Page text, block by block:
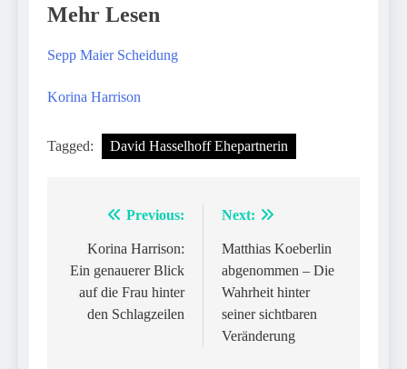
Mehr Lesen
Sepp Maier Scheidung
Korina Harrison
Tagged: David Hasselhoff Ehepartnerin
navigation
Previous:
Korina Harrison:
Ein genauerer Blick
auf die Frau hinter
den Schlagzeilen
Next:
Matthias Koeberlin
abgenommen – Die
Wahrheit hinter
seiner sichtbaren
Veränderung